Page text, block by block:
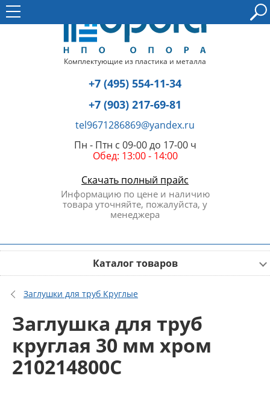
Комплектующие из пластика и металла
+7 (495) 554-11-34
+7 (903) 217-69-81
tel9671286869@yandex.ru
Пн - Птн с 09-00 до 17-00 ч
Обед: 13:00 - 14:00
Скачать полный прайс
Информацию по цене и наличию
товара уточняйте, пожалуйста, у
менеджера
Каталог товаров
Заглушки для труб Круглые
Заглушка для труб
круглая 30 мм хром
210214800C